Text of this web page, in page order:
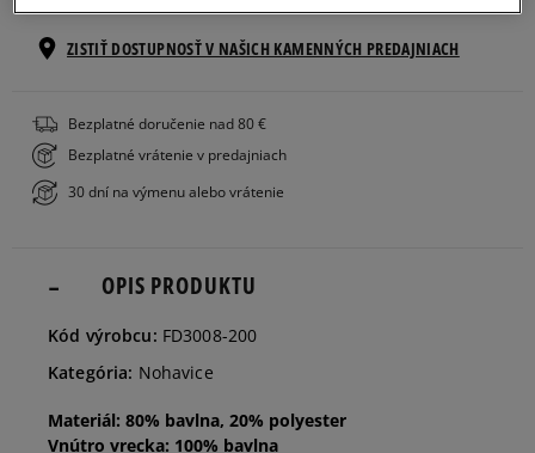
147-158
ZISTIŤ DOSTUPNOSŤ V NAŠICH KAMENNÝCH PREDAJNIACH
Bezplatné doručenie nad 80 €
Bezplatné vrátenie v predajniach
30 dní na výmenu alebo vrátenie
OPIS PRODUKTU
Kód výrobcu: FD3008-200
Kategória: Nohavice
Materiál: 80% bavlna, 20% polyester
Vnútro vrecka: 100% bavlna